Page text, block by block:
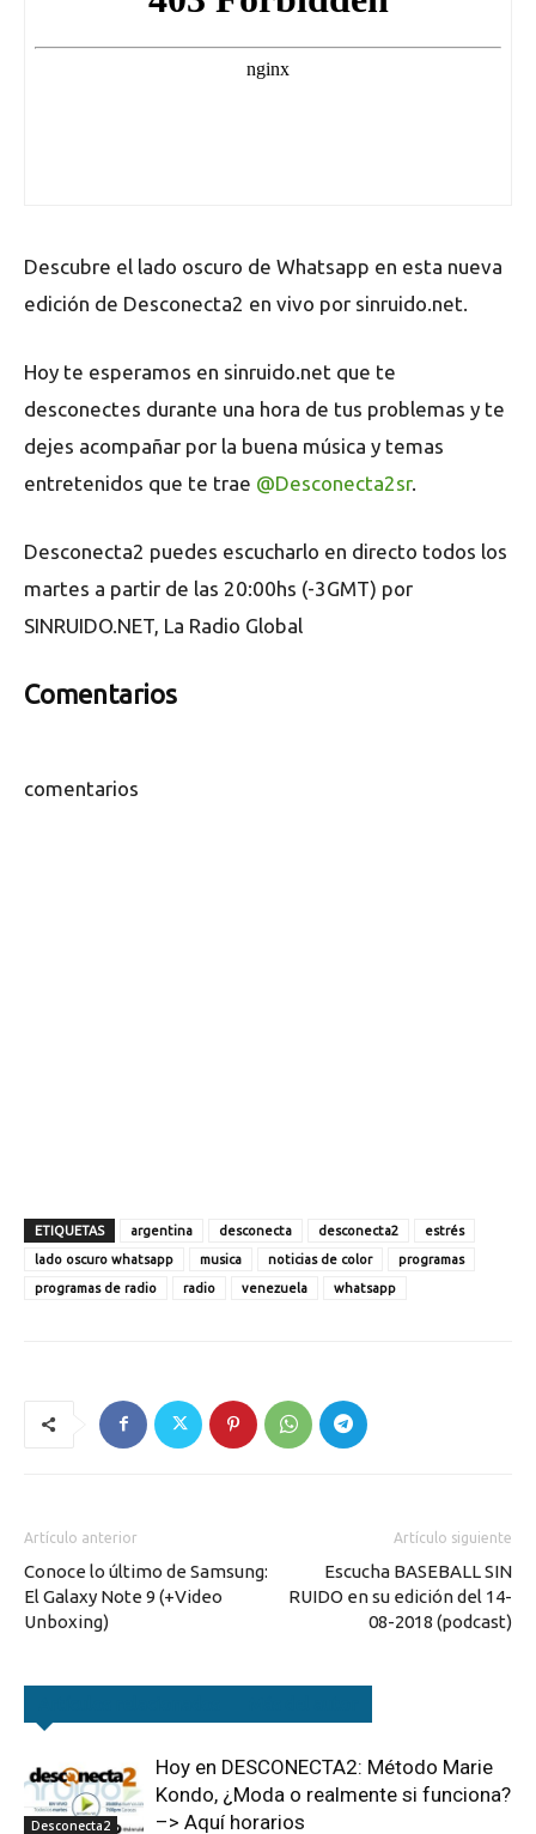
Descubre el lado oscuro de Whatsapp en esta nueva
edición de Desconecta2 en vivo por sinruido.net.
Hoy te esperamos en sinruido.net que te
desconectes durante una hora de tus problemas y te
dejes acompañar por la buena música y temas
entretenidos que te trae @Desconecta2sr.
Desconecta2 puedes escucharlo en directo todos los
martes a partir de las 20:00hs (-3GMT) por
SINRUIDO.NET, La Radio Global
Comentarios
comentarios
ETIQUETAS argentina desconecta desconecta2
estrés
lado oscuro whatsapp
musica noticias de color
programas
programas de radio
radio venezuela whatsapp
Artículo anterior
Conoce lo último de Samsung:
El Galaxy Note 9 (+Video
Unboxing)
Artículo siguiente
Escucha BASEBALL SIN
RUIDO en su edición del 14-
08-2018 (podcast)
Desconecta2
Hoy en DESCONECTA2: Método Marie
Kondo, ¿Moda o realmente si funciona?
–> Aquí horarios